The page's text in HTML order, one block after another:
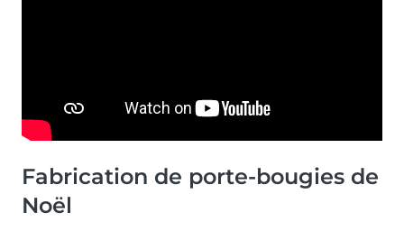
Fabrication de porte-bougies de
Noël